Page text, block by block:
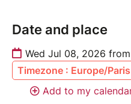
• Présenter votre activité
• Découvrir la force d’un
fonctionnement
• Identifier de nouvelles
collaboration et de
Date and place
Wed Jul 08, 2026
Timezone : Europe/Paris
Add to my